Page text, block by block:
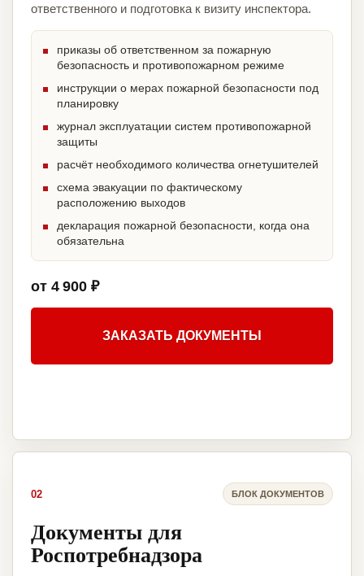
ответственного и подготовка к визиту инспектора.
приказы об ответственном за пожарную
безопасность и противопожарном режиме
инструкции о мерах пожарной безопасности под
планировку
журнал эксплуатации систем противопожарной
защиты
расчёт необходимого количества огнетушителей
схема эвакуации по фактическому
расположению выходов
декларация пожарной безопасности, когда она
обязательна
от 4 900 ₽
ЗАКАЗАТЬ ДОКУМЕНТЫ
02 БЛОК ДОКУМЕНТОВ
Документы для
Роспотребнадзора